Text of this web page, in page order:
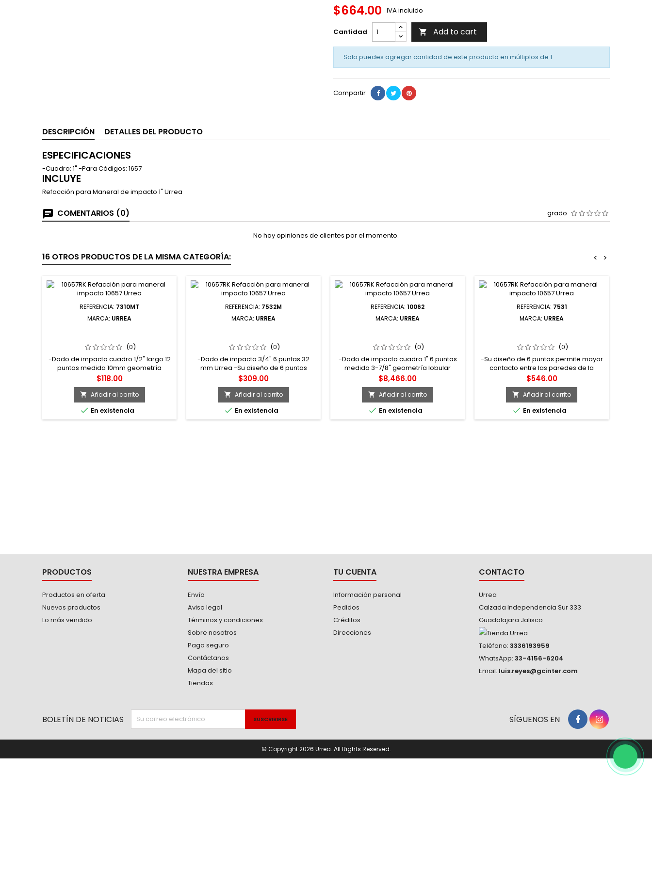
$664.00 IVA incluido
Cantidad  Add to cart
Solo puedes agregar cantidad de este producto en múltiplos de 1
Compartir
DESCRIPCIÓN DETALLES DEL PRODUCTO
ESPECIFICACIONES
-Cuadro: 1" -Para Códigos: 1657
INCLUYE
Refacción para Maneral de impacto 1" Urrea
COMENTARIOS (0) grado
No hay opiniones de clientes por el momento.
16 OTROS PRODUCTOS DE LA MISMA CATEGORÍA: >
<
REFERENCIA: 7310MT
MARCA: URREA
10 MM URREA(0)
-Dado de impacto cuadro 1/2" largo 12
puntas medida 10mm geometría
lobular super-drive, acabado
fosfatado
Precio
$118.00
 Añadir al carrito
 En existencia
REFERENCIA: 7532M
MARCA: URREA
URREA
(0)
-Dado de impacto 3/4" 6 puntas 32
mm Urrea -Su diseño de 6 puntas
permite mayor contacto entre las
paredes de la tuerca y/o tornillo
gracias a su geometría lobular (super
drive®)
Precio
$309.00
 Añadir al carrito
 En existencia
REFERENCIA: 10062
MARCA: URREA
URREA
(0)
-Dado de impacto cuadro 1" 6 puntas
medida 3-7/8" geometría lobular
super-drive, acabado fosfatado
Precio
$8,466.00
 Añadir al carrito
 En existencia
REFERENCIA: 7531
MARCA: URREA
15/16" URREA(0)
-Su diseño de 6 puntas permite mayor
contacto entre las paredes de la
tuerca y/o tornillo gracias a su
geometría lobular (super drive®)
Precio
$546.00
 Añadir al carrito
 En existencia
PRODUCTOS
Productos en oferta
Nuevos productos
Lo más vendido
NUESTRA EMPRESA
Envío
Aviso legal
Términos y condiciones
Sobre nosotros
Pago seguro
Contáctanos
Mapa del sitio
Tiendas
TU CUENTA
Información personal
Pedidos
Créditos
Direcciones
CONTACTO
Urrea
Calzada Independencia Sur 333
Guadalajara Jalisco
Teléfono: 3336193959
WhatsApp: 33-4156-6204
Email: luis.reyes@gcinter.com
BOLETÍN DE NOTICIAS SÍGUENOS EN
© Copyright 2026 Urrea. All Rights Reserved.